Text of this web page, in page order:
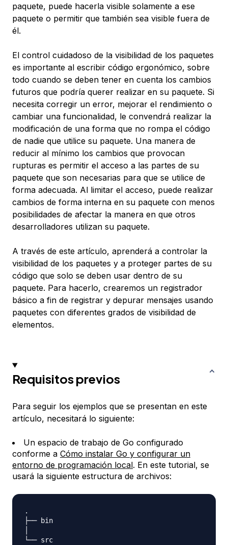
paquete, puede hacerla visible solamente a ese
paquete o permitir que también sea visible fuera de
él.
El control cuidadoso de la visibilidad de los paquetes
es importante al escribir código ergonómico, sobre
todo cuando se deben tener en cuenta los cambios
futuros que podría querer realizar en su paquete. Si
necesita corregir un error, mejorar el rendimiento o
cambiar una funcionalidad, le convendrá realizar la
modificación de una forma que no rompa el código
de nadie que utilice su paquete. Una manera de
reducir al mínimo los cambios que provocan
rupturas es permitir el acceso a las partes de su
paquete que son necesarias para que se utilice de
forma adecuada. Al limitar el acceso, puede realizar
cambios de forma interna en su paquete con menos
posibilidades de afectar la manera en que otros
desarrolladores utilizan su paquete.
A través de este artículo, aprenderá a controlar la
visibilidad de los paquetes y a proteger partes de su
código que solo se deben usar dentro de su
paquete. Para hacerlo, crearemos un registrador
básico a fin de registrar y depurar mensajes usando
paquetes con diferentes grados de visibilidad de
elementos.
Requisitos previos
Para seguir los ejemplos que se presentan en este
artículo, necesitará lo siguiente:
Un espacio de trabajo de Go configurado
conforme a Cómo instalar Go y configurar un
entorno de programación local. En este tutorial, se
usará la siguiente estructura de archivos:
.
├── bin
└── src